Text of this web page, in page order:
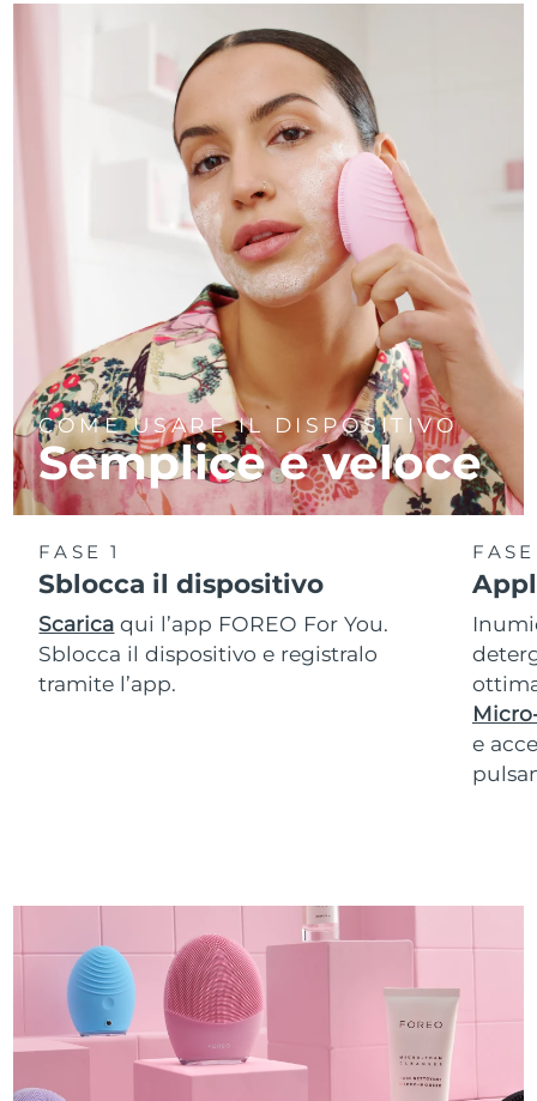
COME USARE IL DISPOSITIVO
Semplice e veloce
FASE 1
Sblocca il dispositivo
Scarica qui l’app FOREO For You.
Sblocca il dispositivo e registralo
tramite l’app.
e